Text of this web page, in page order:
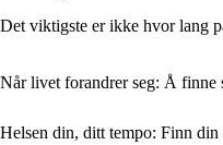
Det viktigste er ikke hvor lang
Når livet forandrer seg: Å finne
Helsen din, ditt tempo: Finn